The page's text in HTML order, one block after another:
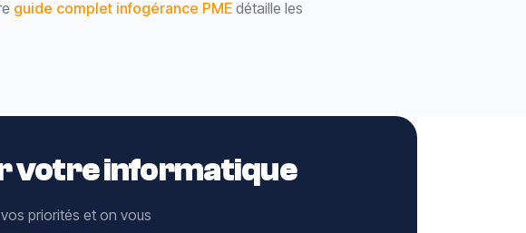
guide complet infogérance PME détaille les
votre informatique
priorités et on vous